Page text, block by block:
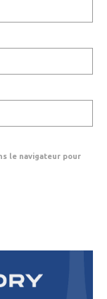
le navigateur pour